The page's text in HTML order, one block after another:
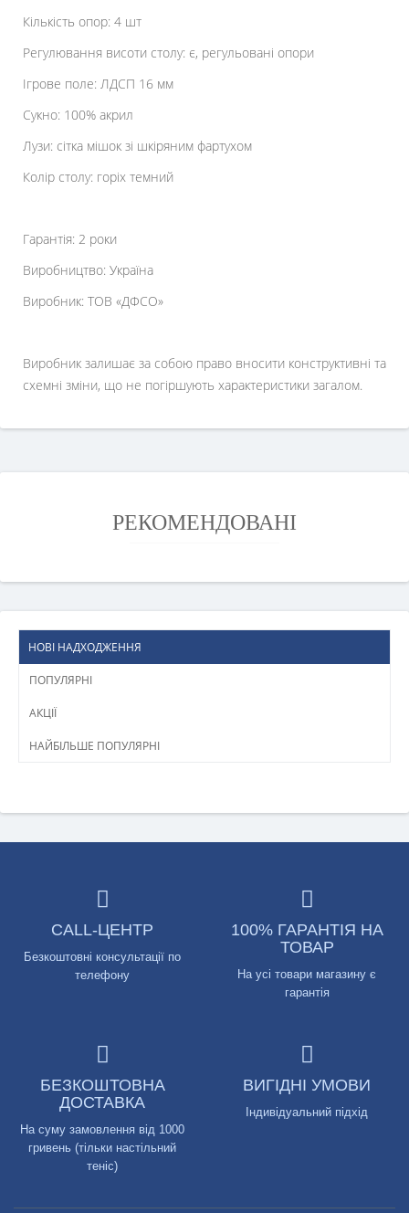
Кількість опор: 4 шт
Регулювання висоти столу: є, регульовані опори
Ігрове поле: ЛДСП 16 мм
Сукно: 100% акрил
Лузи: сітка мішок зі шкіряним фартухом
Колір столу: горіх темний
Гарантія: 2 роки
Виробництво: Україна
Виробник: ТОВ «ДФСО»
Виробник залишає за собою право вносити конструктивні та
схемні зміни, що не погіршують характеристики загалом.
РЕКОМЕНДОВАНІ
НОВІ НАДХОДЖЕННЯ
ПОПУЛЯРНІ
АКЦІЇ
НАЙБІЛЬШЕ ПОПУЛЯРНІ
CALL-ЦЕНТР
Безкоштовні консультації по
телефону
100% ГАРАНТІЯ НА
ТОВАР
На усі товари магазину є
гарантія
БЕЗКОШТОВНА
ДОСТАВКА
На суму замовлення від 1000
гривень (тільки настільний
теніс)
ВИГІДНІ УМОВИ
Індивідуальний підхід